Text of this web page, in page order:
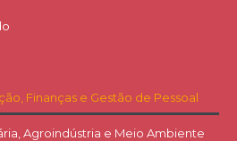
Finanças e Gestão de Pessoal
Agroindústria e Meio Ambiente